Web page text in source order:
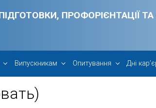
ПРОФОРІЄНТАЦІЇ
Випускникам Опитування Дні